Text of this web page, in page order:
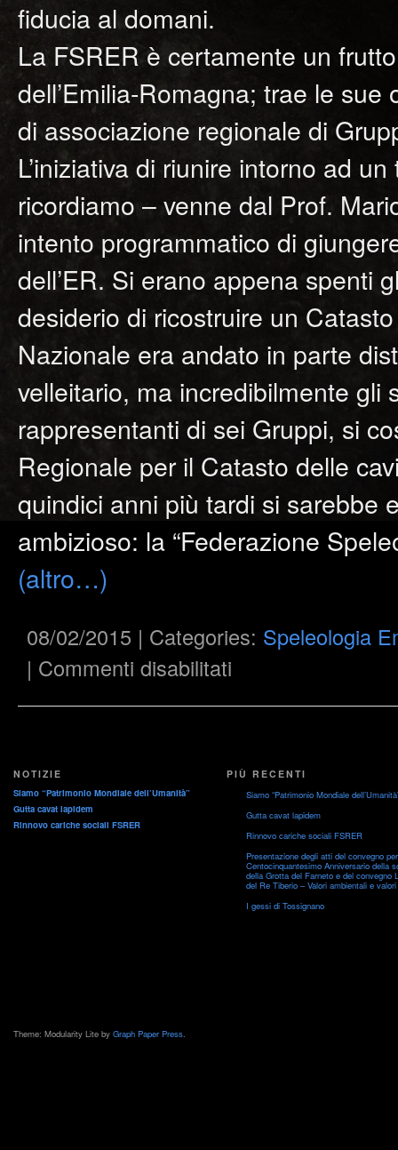
fiducia al domani.
La FSRER è certamente un
dell’Emilia-Romagna; trae le
di associazione regionale di
L’iniziativa di riunire intorno ad
ricordiamo – venne dal Prof.
intento programmatico di
dell’ER. Si erano appena spenti
desiderio di ricostruire un
Nazionale era andato in parte
velleitario, ma incredibilmente gli
rappresentanti di sei Gruppi, si
Regionale per il Catasto delle
quindici anni più tardi si sarebbe
ambizioso: la “Federazione
(altro…)
08/02/2015 | Categories: Speleologia
| Commenti disabilitati
2014
NOTIZIE
Siamo “Patrimonio Mondiale dell’Umanità”
Gutta cavat lapidem
Rinnovo cariche sociali FSRER
PIÙ RECENTI
Siamo “Patrimonio Mondiale
Gutta cavat lapidem
Rinnovo cariche sociali FSRER
Presentazione degli atti del convegno
Centocinquantesimo Anniversario della
della Grotta del Farneto e del convegno
del Re Tiberio – Valori ambientali e
I gessi di Tossignano
Theme: Modularity Lite by Graph Paper Press